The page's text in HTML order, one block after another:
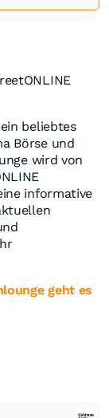
beliebtes
Börse und
wird von
informative
geht es